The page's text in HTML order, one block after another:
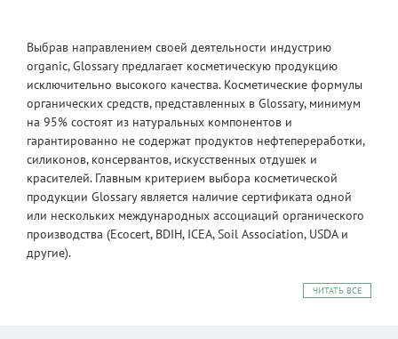
Выбрав направлением своей деятельности индустрию
organic, Glossary предлагает косметическую продукцию
исключительно высокого качества. Косметические формулы
органических средств, представленных в Glossary, минимум
на 95% состоят из натуральных компонентов и
гарантированно не содержат продуктов нефтепереработки,
силиконов, консервантов, искусственных отдушек и
красителей. Главным критерием выбора косметической
продукции Glossary является наличие сертификата одной
или нескольких международных ассоциаций органического
производства (Ecocert, BDIH, ICEA, Soil Association, USDA и
другие).
ЧИТАТЬ ВСЕ